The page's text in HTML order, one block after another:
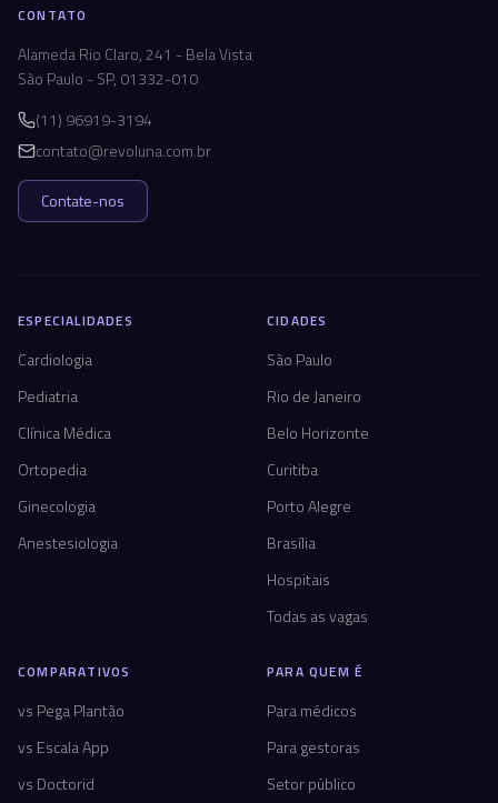
CONTATO
Alameda Rio Claro, 241 - Bela Vista
São Paulo - SP, 01332-010
(11) 96919-3194
contato@revoluna.com.br
Contate-nos
ESPECIALIDADES
Cardiologia
Pediatria
Clínica Médica
Ortopedia
Ginecologia
Anestesiologia
CIDADES
São Paulo
Rio de Janeiro
Belo Horizonte
Curitiba
Porto Alegre
Brasília
Hospitais
Todas as vagas
COMPARATIVOS
vs Pega Plantão
vs Escala App
vs Doctorid
PARA QUEM É
Para médicos
Para gestoras
Setor público